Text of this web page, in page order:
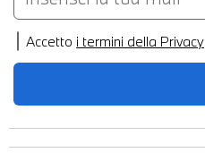
Accetto i termini della Privacy